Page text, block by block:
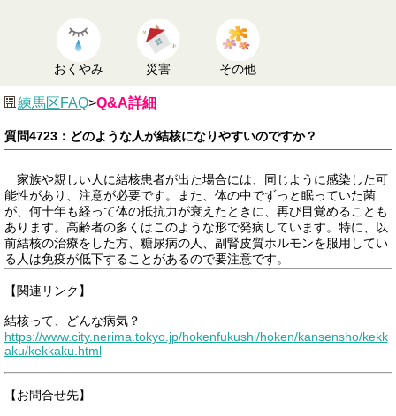
おくやみ 災害 その他
練馬区FAQ>Q&A詳細
質問4723：どのような人が結核になりやすいのですか？
家族や親しい人に結核患者が出た場合には、同じように感染した可
能性があり、注意が必要です。また、体の中でずっと眠っていた菌
が、何十年も経って体の抵抗力が衰えたときに、再び目覚めることも
あります。高齢者の多くはこのような形で発病しています。特に、以
前結核の治療をした方、糖尿病の人、副腎皮質ホルモンを服用してい
る人は免疫が低下することがあるので要注意です。
【関連リンク】
結核って、どんな病気？
https://www.city.nerima.tokyo.jp/hokenfukushi/hoken/kansensho/kekk
aku/kekkaku.html
【お問合せ先】